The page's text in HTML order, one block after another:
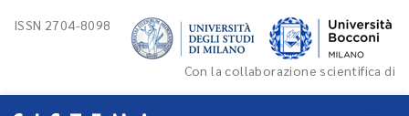
ISSN 2704-8098
Con la collaborazione scientifica di